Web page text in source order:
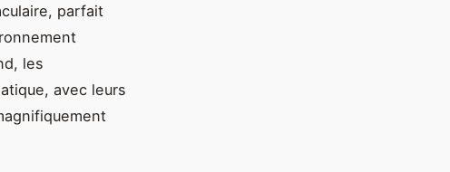
parfait
les
avec leurs